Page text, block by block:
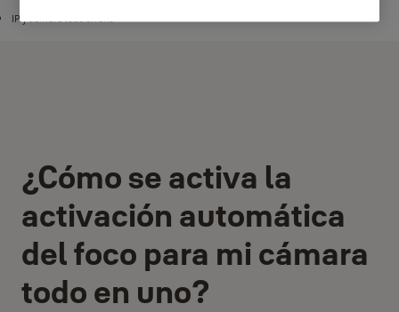
IP y cámara todo en uno
¿Cómo se activa la
activación automática
del foco para mi cámara
todo en uno?